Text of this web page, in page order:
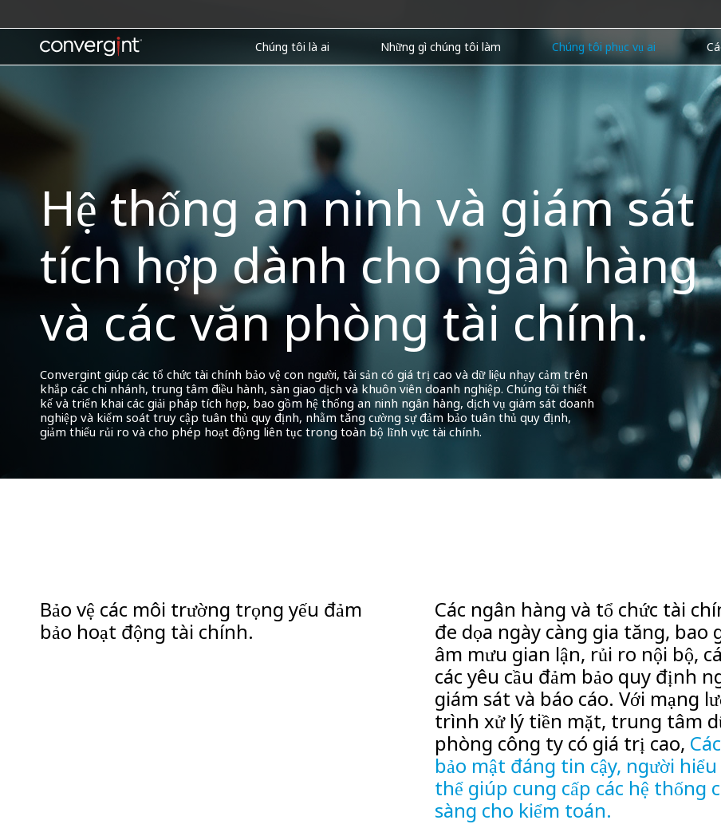
to
Home Chúng tôi là ai Những gì chúng tôi làm Chúng tôi phục vụ ai
Hệ thống an ninh và giám sát
tích hợp dành cho ngân hàng
và các văn phòng tài chính.
Convergint giúp các tổ chức tài chính bảo vệ con người, tài sản có giá trị cao và dữ liệu nhạy cảm trên
khắp các chi nhánh, trung tâm điều hành, sàn giao dịch và khuôn viên doanh nghiệp. Chúng tôi thiết
kế và triển khai các giải pháp tích hợp, bao gồm hệ thống an ninh ngân hàng, dịch vụ giám sát doanh
nghiệp và kiểm soát truy cập tuân thủ quy định, nhằm tăng cường sự đảm bảo tuân thủ quy định,
giảm thiểu rủi ro và cho phép hoạt động liên tục trong toàn bộ lĩnh vực tài chính.
Bảo vệ các môi trường trọng yếu đảm
bảo hoạt động tài chính.
Các ngân hàng và tổ chức tài
đe dọa ngày càng gia tăng, bao
âm mưu gian lận, rủi ro nội bộ,
các yêu cầu đảm bảo quy định
giám sát và báo cáo. Với mạng
trình xử lý tiền mặt, trung tâm
phòng công ty có giá trị cao,
bảo mật đáng tin cậy, người
thể giúp cung cấp các hệ thống
sàng cho kiểm toán.